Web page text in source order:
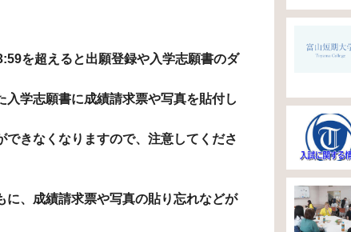
を超えると出願登録や入学志願書のダ
入学志願書に成績請求票や写真を貼付し
きなくなりますので、注意してくださ
、成績請求票や写真の貼り忘れなどが